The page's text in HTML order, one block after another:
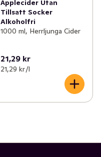
Äpplecider Utan
Tillsatt Socker
Alkoholfri
1000 ml, Herrljunga Cider
21,29 kr
21,29 kr /l